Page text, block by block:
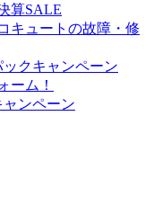
算SALE
キュートの故障・修
クキャンペーン
ーム！
ンペーン